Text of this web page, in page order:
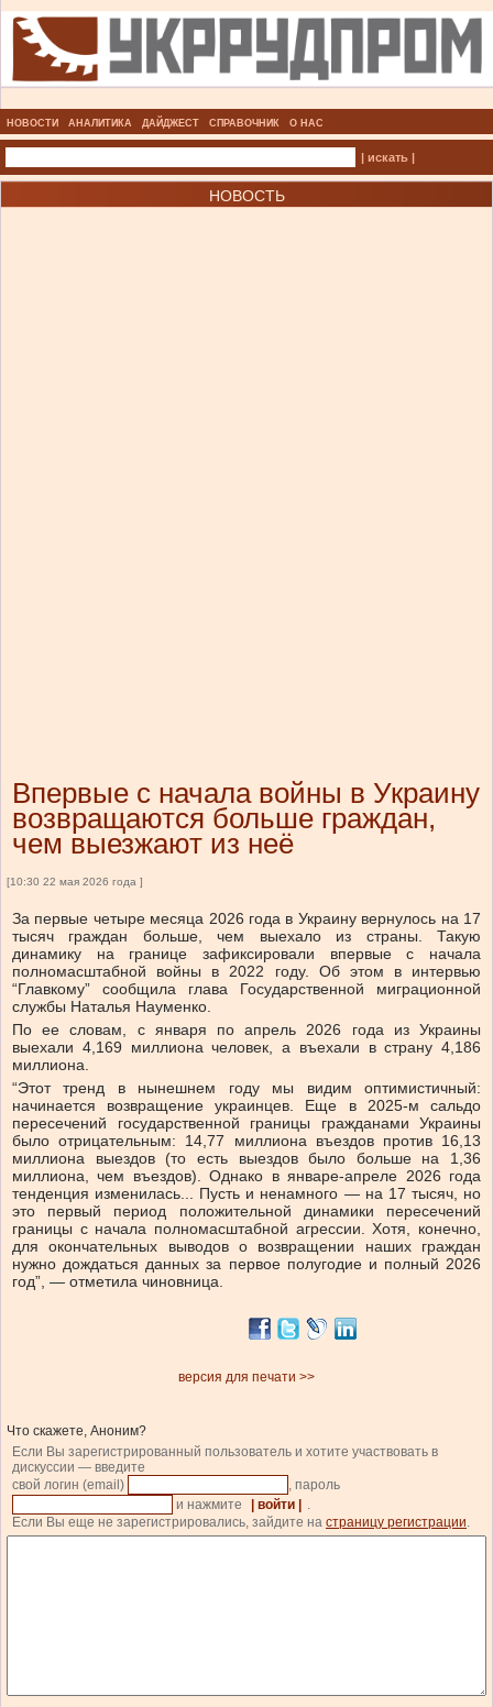
НОВОСТИ АНАЛИТИКА ДАЙДЖЕСТ СПРАВОЧНИК О НАС
| искать |
НОВОСТЬ
Впервые с начала войны в Украину
возвращаются больше граждан,
чем выезжают из неё
[10:30 22 мая 2026 года ]
За первые четыре месяца 2026 года в Украину вернулось на 17
тысяч граждан больше, чем выехало из страны. Такую
динамику на границе зафиксировали впервые с начала
полномасштабной войны в 2022 году. Об этом в интервью
“Главкому” сообщила глава Государственной миграционной
службы Наталья Науменко.
По ее словам, с января по апрель 2026 года из Украины
выехали 4,169 миллиона человек, а въехали в страну 4,186
миллиона.
“Этот тренд в нынешнем году мы видим оптимистичный:
начинается возвращение украинцев. Еще в 2025-м сальдо
пересечений государственной границы гражданами Украины
было отрицательным: 14,77 миллиона въездов против 16,13
миллиона выездов (то есть выездов было больше на 1,36
миллиона, чем въездов). Однако в январе-апреле 2026 года
тенденция изменилась... Пусть и ненамного — на 17 тысяч, но
это первый период положительной динамики пересечений
границы с начала полномасштабной агрессии. Хотя, конечно,
для окончательных выводов о возвращении наших граждан
нужно дождаться данных за первое полугодие и полный 2026
год”, — отметила чиновница.
версия для печати >>
Что скажете, Аноним?
Если Вы зарегистрированный пользователь и хотите участвовать в
дискуссии — введите
свой логин (email)
, пароль
и нажмите
| войти |
.
Если Вы еще не зарегистрировались, зайдите на страницу регистрации.